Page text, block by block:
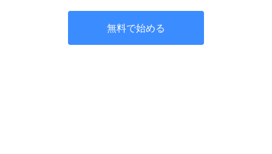
無料で始める